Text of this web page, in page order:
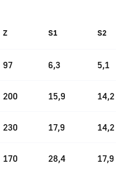
Z S1 S2
97 6,3 5,1
200 15,9 14,2
230 17,9 14,2
170 28,4 17,9